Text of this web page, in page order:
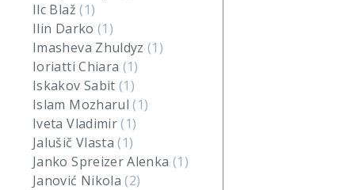
Ilc Blaž(1)
Ilin Darko (1)
Imasheva Zhuldyz(1)
Ioriatti Chiara (1)
Iskakov Sabit(1)
Islam Mozharul(1)
Iveta Vladimir(1)
Jalušič Vlasta(1)
Janko Spreizer Alenka (1)
Janović Nikola(2)